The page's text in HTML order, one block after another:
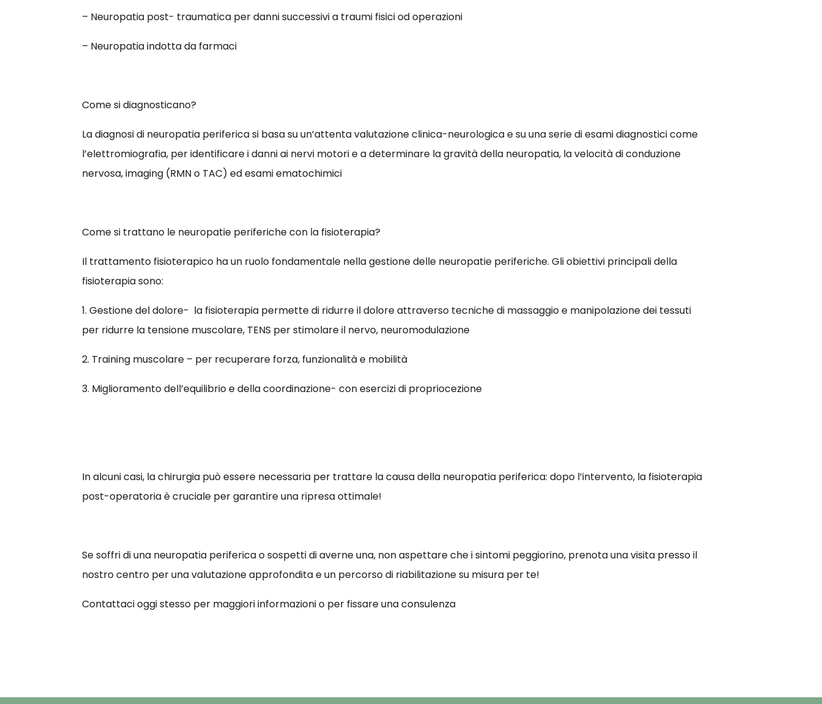
– Neuropatia post- traumatica per danni successivi a traumi fisici od operazioni
– Neuropatia indotta da farmaci
Come si diagnosticano?
La diagnosi di neuropatia periferica si basa su un’attenta valutazione clinica-neurologica e su una serie di esami diagnostici come
l’elettromiografia, per identificare i danni ai nervi motori e a determinare la gravità della neuropatia, la velocità di conduzione
nervosa, imaging (RMN o TAC) ed esami ematochimici
Come si trattano le neuropatie periferiche con la fisioterapia?
Il trattamento fisioterapico ha un ruolo fondamentale nella gestione delle neuropatie periferiche. Gli obiettivi principali della
fisioterapia sono:
1. Gestione del dolore- la fisioterapia permette di ridurre il dolore attraverso tecniche di massaggio e manipolazione dei tessuti
per ridurre la tensione muscolare, TENS per stimolare il nervo, neuromodulazione
2. Training muscolare – per recuperare forza, funzionalità e mobilità
3. Miglioramento dell’equilibrio e della coordinazione- con esercizi di propriocezione
In alcuni casi, la chirurgia può essere necessaria per trattare la causa della neuropatia periferica: dopo l’intervento, la fisioterapia
post-operatoria è cruciale per garantire una ripresa ottimale!
Se soffri di una neuropatia periferica o sospetti di averne una, non aspettare che i sintomi peggiorino, prenota una visita presso il
nostro centro per una valutazione approfondita e un percorso di riabilitazione su misura per te!
Contattaci oggi stesso per maggiori informazioni o per fissare una consulenza